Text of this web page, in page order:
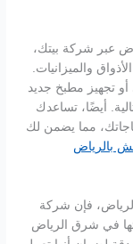
عبر شركة بيتك،
والميزانيات.
تجهيز مطبخ جديد
أيضًا، تساعدك
مما يضمن لك
بالرياض
فإن شركة
في شرق الرياض